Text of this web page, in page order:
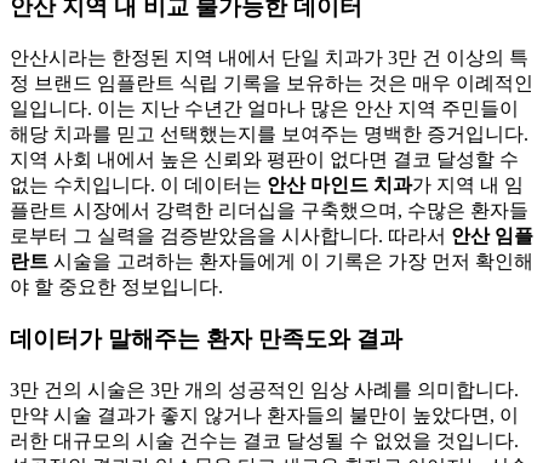
안산 지역 내 비교 불가능한 데이터
안산시라는 한정된 지역 내에서 단일 치과가 3만 건 이상의 특
정 브랜드 임플란트 식립 기록을 보유하는 것은 매우 이례적인
일입니다. 이는 지난 수년간 얼마나 많은 안산 지역 주민들이
해당 치과를 믿고 선택했는지를 보여주는 명백한 증거입니다.
지역 사회 내에서 높은 신뢰와 평판이 없다면 결코 달성할 수
없는 수치입니다. 이 데이터는 안산 마인드 치과가 지역 내 임
플란트 시장에서 강력한 리더십을 구축했으며, 수많은 환자들
로부터 그 실력을 검증받았음을 시사합니다. 따라서 안산 임플
란트 시술을 고려하는 환자들에게 이 기록은 가장 먼저 확인해
야 할 중요한 정보입니다.
데이터가 말해주는 환자 만족도와 결과
3만 건의 시술은 3만 개의 성공적인 임상 사례를 의미합니다.
만약 시술 결과가 좋지 않거나 환자들의 불만이 높았다면, 이
러한 대규모의 시술 건수는 결코 달성될 수 없었을 것입니다.